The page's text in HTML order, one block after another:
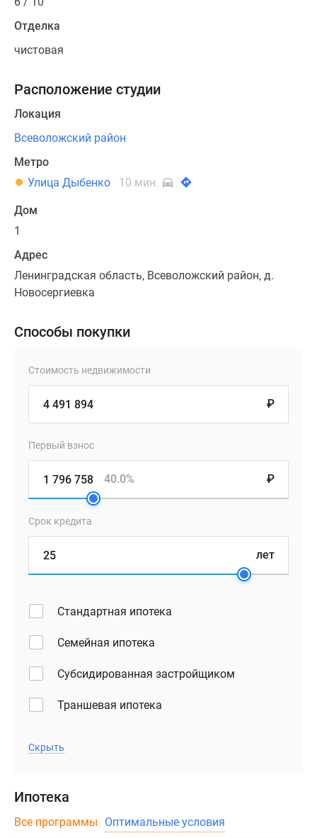
Отделка
чистовая
Расположение студии
Локация
Всеволожский район
Метро
Улица Дыбенко
10 мин.
Дом
1
Адрес
Ленинградская область, Всеволожский район, д.
Новосергиевка
Способы покупки
Стоимость недвижимости
₽
Первый взнос
₽
40.0%
Срок кредита
лет
Стандартная ипотека
Семейная ипотека
Субсидированная застройщиком
Траншевая ипотека
Скрыть
Ипотека
Все программы Оптимальные условия